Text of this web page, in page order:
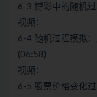
6-3 博彩中的随机
视频：
6-4 随机过程模拟
(06:58)
视频：
6-5 股票价格变化